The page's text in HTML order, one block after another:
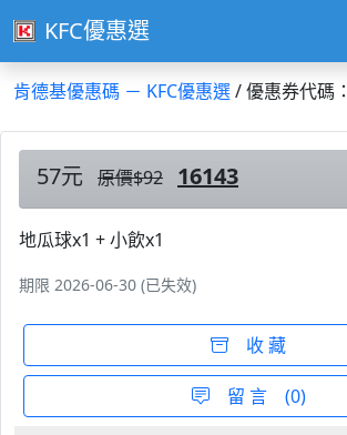
KFC優惠選
肯德基優惠碼 － KFC優惠選/ 優惠券代碼
57元 原價$92 16143
地瓜球x1 + 小飲x1
期限 2026-06-30 (已失效)
收 藏
留 言 (0)